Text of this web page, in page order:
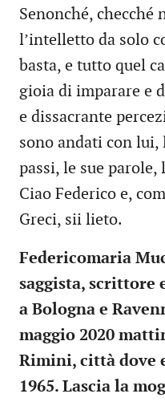
Senonché, checché
l’intelletto da solo
basta, e tutto quel
gioia di imparare e
e dissacrante
sono andati con lui,
passi, le sue parole,
Ciao Federico e,
Greci, sii lieto.
Federicomaria
saggista, scrittore
a Bologna e
maggio 2020
Rimini, città dove
1965. Lascia la